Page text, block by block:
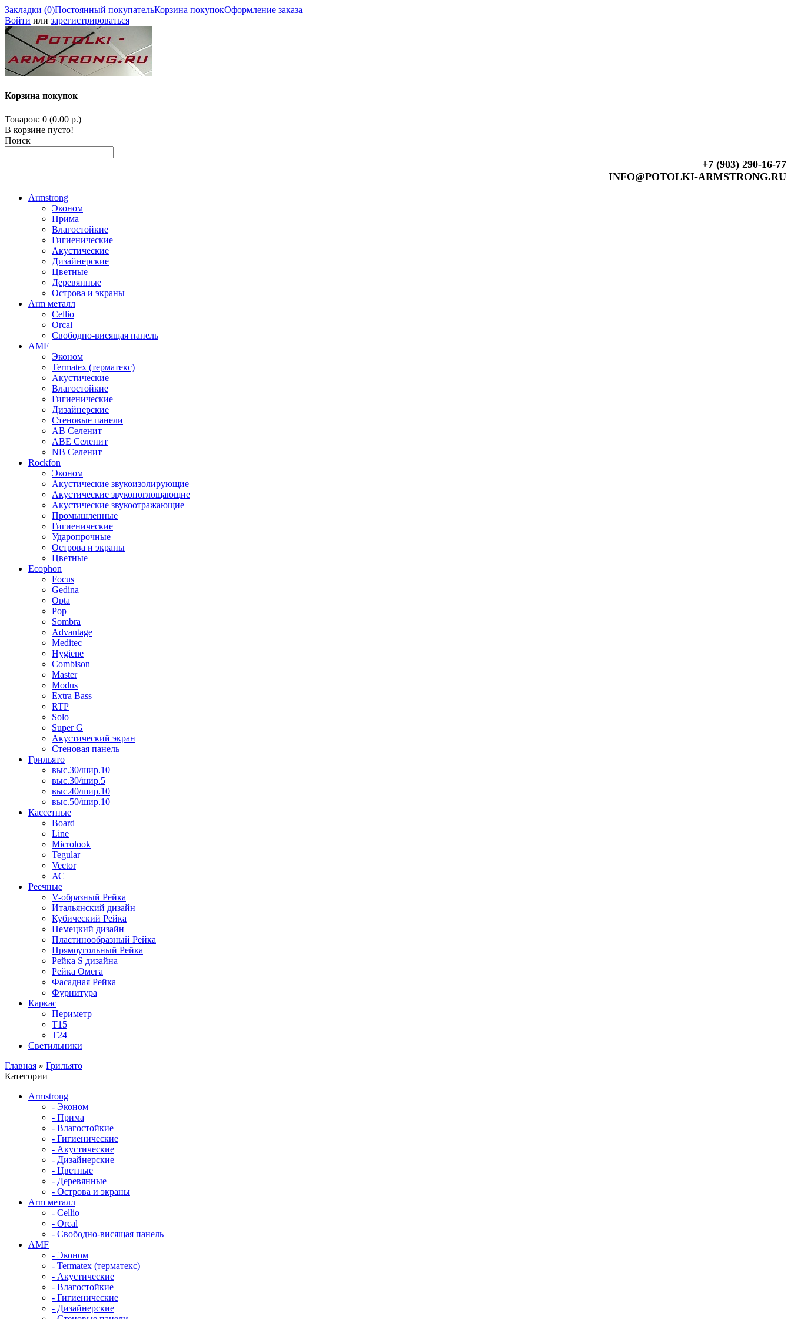
Закладки (0)Постоянный покупательКорзина покупокОформление заказа
Войти или зарегистрироваться
Корзина покупок
Товаров: 0 (0.00 р.)
В корзине пусто!
Поиск
+7 (903) 290-16-77
INFO@POTOLKI-ARMSTRONG.RU
Armstrong
Эконом
Прима
Влагостойкие
Гигиенические
Акустические
Дизайнерские
Цветные
Деревянные
Острова и экраны
Arm металл
Cellio
Orcal
Свободно-висящая панель
AMF
Эконом
Termatex (терматекс)
Акустические
Влагостойкие
Гигиенические
Дизайнерские
Стеновые панели
AB Селенит
ABE Селенит
NB Селенит
Rockfon
Эконом
Акустические звукоизолирующие
Акустические звукопоглощающие
Акустические звукоотражающие
Промышленные
Гигиенические
Ударопрочные
Острова и экраны
Цветные
Ecophon
Focus
Gedina
Opta
Pop
Sombra
Advantage
Meditec
Hygiene
Combison
Master
Modus
Extra Bass
RTP
Solo
Super G
Акустический экран
Стеновая панель
Грильято
выс.30/шир.10
выс.30/шир.5
выс.40/шир.10
выс.50/шир.10
Кассетные
Board
Line
Microlook
Tegular
Vector
АС
Реечные
V-образный Рейка
Итальянский дизайн
Кубический Рейка
Немецкий дизайн
Пластинообразный Рейка
Прямоугольный Рейка
Рейка S дизайна
Рейка Омега
Фасадная Рейка
Фурнитура
Каркас
Периметр
Т15
Т24
Светильники
Главная » Грильято
Категории
Armstrong
- Эконом
- Прима
- Влагостойкие
- Гигиенические
- Акустические
- Дизайнерские
- Цветные
- Деревянные
- Острова и экраны
Arm металл
- Cellio
- Orcal
- Свободно-висящая панель
AMF
- Эконом
- Termatex (терматекс)
- Акустические
- Влагостойкие
- Гигиенические
- Дизайнерские